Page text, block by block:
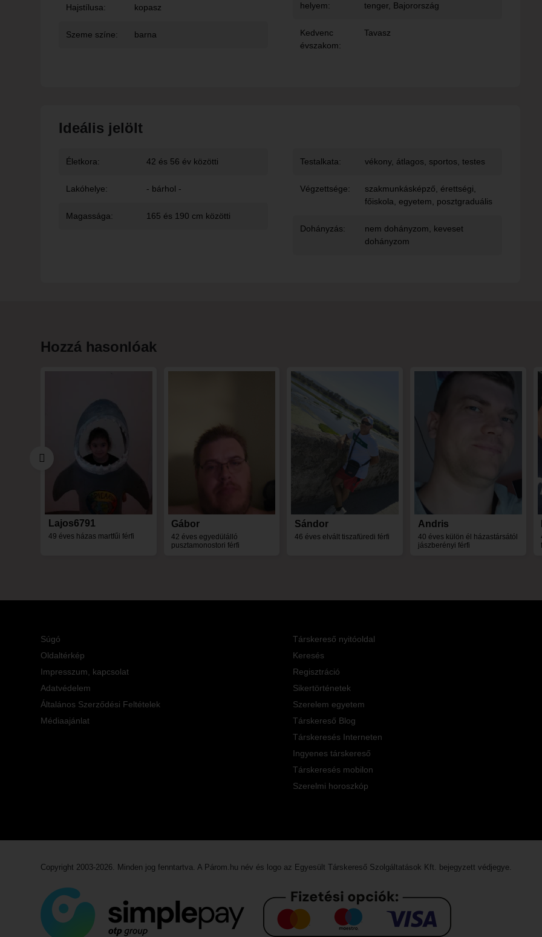
Hajstílusa: kopasz
Szeme színe: barna
helyem:
tenger, Bajorország
Kedvenc
évszakom:
Tavasz
Ideális jelölt
Életkora: 42 és 56 év közötti
Lakóhelye: - bárhol -
Magassága: 165 és 190 cm közötti
Testalkata: vékony, átlagos, sportos, testes
Végzettsége:
szakmunkásképző, érettségi,
főiskola, egyetem, posztgraduális
Dohányzás:
nem dohányzom, keveset
dohányzom
Hozzá hasonlóak
Lajos6791
49 éves házas martfűi férfi
Gábor
42 éves egyedülálló
pusztamonostori férfi
Sándor
46 éves elvált tiszafüredi férfi
Andris
40 éves külön él házastársától
jászberényi férfi
Súgó
Oldaltérkép
Impresszum, kapcsolat
Adatvédelem
Általános Szerződési Feltételek
Médiaajánlat
Társkereső nyitóoldal
Keresés
Regisztráció
Sikertörténetek
Szerelem egyetem
Társkereső Blog
Társkeresés Interneten
Ingyenes társkereső
Társkeresés mobilon
Szerelmi horoszkóp
Copyright 2003-2026. Minden jog fenntartva. A Párom.hu név és logo az Egyesült Társkereső Szolgáltatások Kft. bejegyzett védjegye.